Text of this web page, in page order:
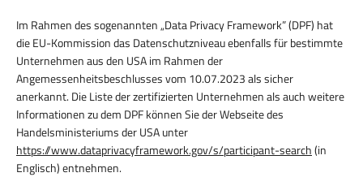
Im Rahmen des sogenannten „Data Privacy Framework” (DPF) hat
die EU-Kommission das Datenschutzniveau ebenfalls für bestimmte
Unternehmen aus den USA im Rahmen der
Angemessenheitsbeschlusses vom 10.07.2023 als sicher
anerkannt. Die Liste der zertifizierten Unternehmen als auch weitere
Informationen zu dem DPF können Sie der Webseite des
Handelsministeriums der USA unter
https://www.dataprivacyframework.gov/s/participant-search(in
Englisch) entnehmen.